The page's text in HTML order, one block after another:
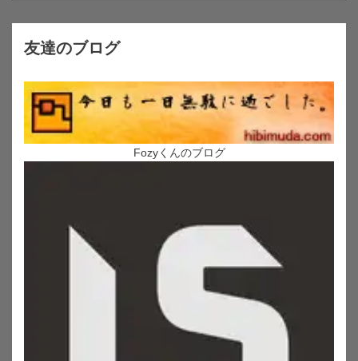
友達のブログ
Fozyくんのブログ